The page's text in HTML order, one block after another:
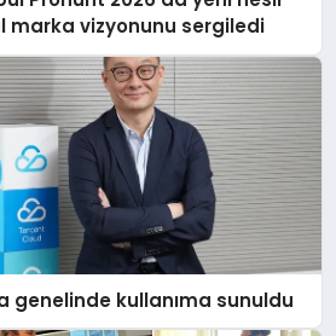
marka vizyonunu sergiledi
genelinde kullanıma sunuldu